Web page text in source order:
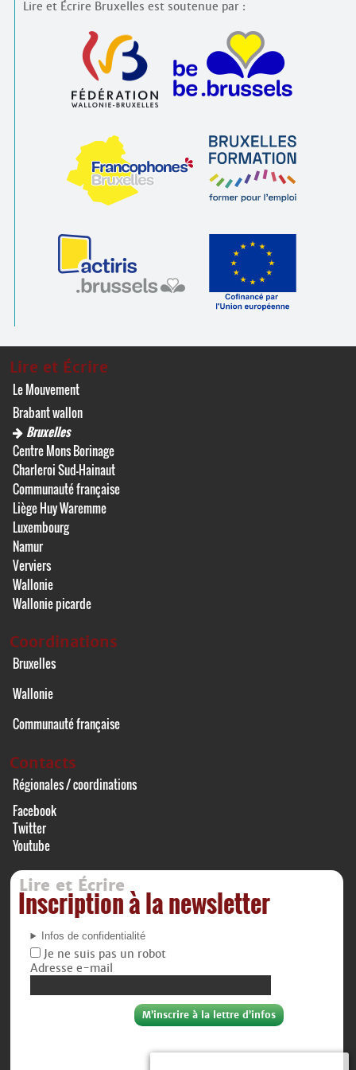
Lire et Écrire Bruxelles est soutenue par :
Lire et Écrire
Le Mouvement
Brabant wallon
Bruxelles
Centre Mons Borinage
Charleroi Sud-Hainaut
Communauté française
Liège Huy Waremme
Luxembourg
Namur
Verviers
Wallonie
Wallonie picarde
Coordinations
Bruxelles
Wallonie
Communauté française
Contacts
Régionales / coordinations
Facebook
Twitter
Youtube
Lire et Écrire
Inscription à la newsletter
Infos de confidentialité
Je ne suis pas un robot
Adresse e-mail